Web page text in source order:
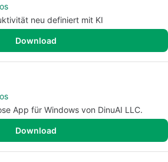
neu definiert mit KI
Download
App für Windows von DinuAI LLC.
Download